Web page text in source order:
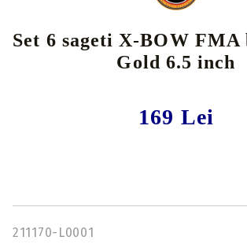
Set 6 sageti X-BOW FMA
Gold 6.5 inch
169 Lei
211170-L0001